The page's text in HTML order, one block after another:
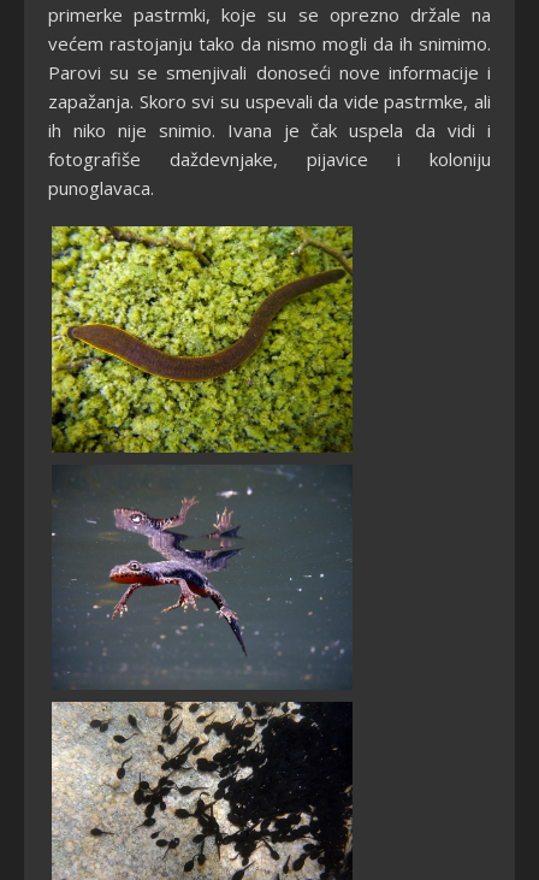
primerke pastrmki, koje su se oprezno držale na
većem rastojanju tako da nismo mogli da ih snimimo.
Parovi su se smenjivali donoseći nove informacije i
zapažanja. Skoro svi su uspevali da vide pastrmke, ali
ih niko nije snimio. Ivana je čak uspela da vidi i
fotografiše daždevnjake, pijavice i koloniju
punoglavaca.